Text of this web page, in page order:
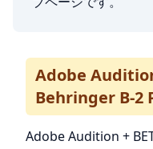
Adobe
Behringer B-2
Adobe Audition +